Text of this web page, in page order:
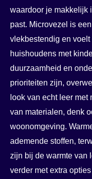
waardoor je makkelijk
past. Microvezel is
vlekbestendig en
huishoudens met
duurzaamheid en
prioriteiten zijn,
look van echt leer
van materialen, denk
woonomgeving.
ademende stoffen,
zijn bij de warmte van
verder met extra